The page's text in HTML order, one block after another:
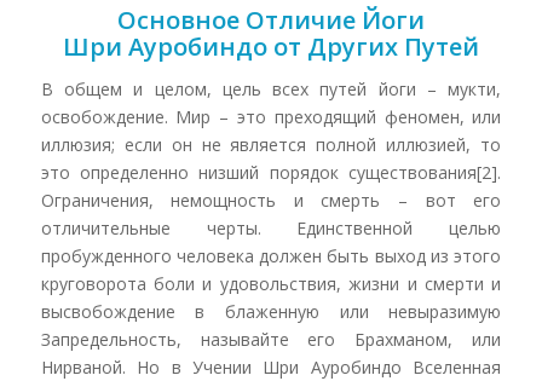
Основное Отличие Йоги
Шри Ауробиндо от Других Путей
В общем и целом, цель всех путей йоги – мукти,
освобождение. Мир – это преходящий феномен, или
иллюзия; если он не является полной иллюзией, то
это определенно низший порядок существования[2].
Ограничения, немощность и смерть – вот его
отличительные черты. Единственной целью
пробужденного человека должен быть выход из этого
круговорота боли и удовольствия, жизни и смерти и
высвобождение в блаженную или невыразимую
Запредельность, называйте его Брахманом, или
Нирваной. Но в Учении Шри Ауробиндо Вселенная